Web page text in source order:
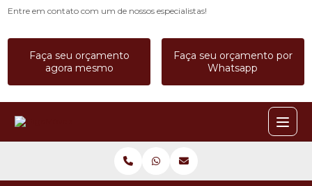
Entre em contato com um de nossos especialistas!
Faça seu orçamento
agora mesmo
Faça seu orçamento por
Whatsapp